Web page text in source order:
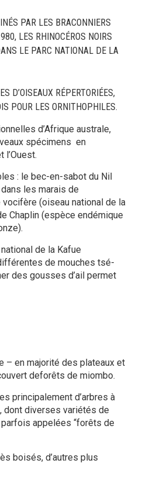
PAR LES BRACONNIERS
LES RHINOCÉROS NOIRS
LE PARC NATIONAL DE LA
D’OISEAUX RÉPERTORIÉES,
POUR LES ORNITHOPHILES.
d’Afrique australe,
spécimens en
l’Ouest.
: le bec-en-sabot du Nil
les marais de
vocifère (oiseau national de la
Chaplin (espèce endémique
de la Kafue
de mouches tsé-
des gousses d’ail permet
– en majorité des plateaux et
deforêts de miombo.
principalement d’arbres à
dont diverses variétés de
appelées “forêts de
boisés, d’autres plus